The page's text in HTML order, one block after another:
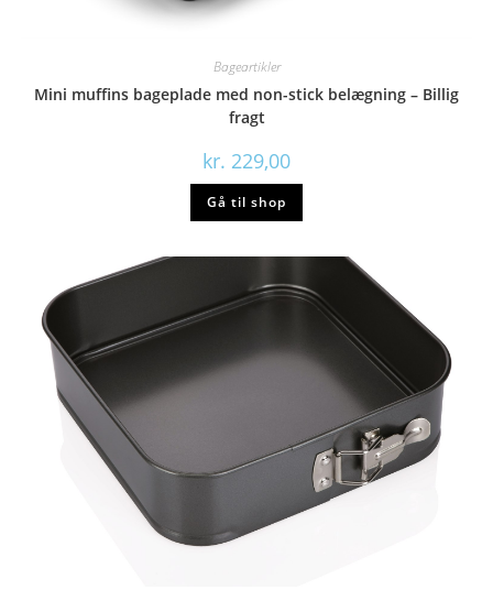
Bageartikler
Mini muffins bageplade med non-stick belægning – Billig
fragt
kr. 229,00
Gå til shop